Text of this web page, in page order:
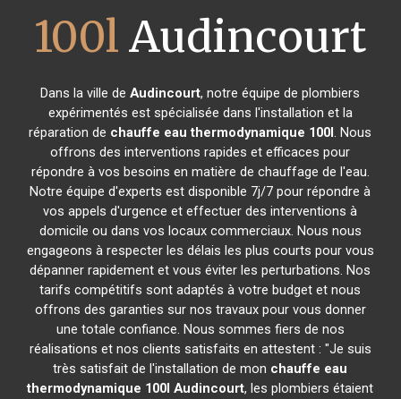
100l Audincourt
Dans la ville deAudincourt, notre équipe de plombiers
expérimentés est spécialisée dans l'installation et la
réparation de chauffe eau thermodynamique 100l. Nous
offrons des interventions rapides et efficaces pour
répondre à vos besoins en matière de chauffage de l'eau.
Notre équipe d'experts est disponible 7j/7 pour répondre à
vos appels d'urgence et effectuer des interventions à
domicile ou dans vos locaux commerciaux. Nous nous
engageons à respecter les délais les plus courts pour vous
dépanner rapidement et vous éviter les perturbations. Nos
tarifs compétitifs sont adaptés à votre budget et nous
offrons des garanties sur nos travaux pour vous donner
une totale confiance. Nous sommes fiers de nos
réalisations et nos clients satisfaits en attestent : "Je suis
très satisfait de l'installation de mon chauffe eau
thermodynamique 100l Audincourt, les plombiers étaient